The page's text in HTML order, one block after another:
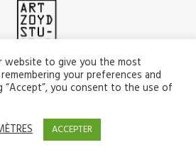
website to give you the most
your preferences and
“Accept”, you consent to the use of
ACCEPTER